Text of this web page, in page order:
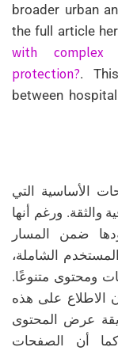
broader urban
the full article
with complex
protection?.
between
الأساسية التي
والثقة. ورغم أنها
ضمن المسار
الشاملة،
ومحتوى متنوعًا.
الاطلاع على هذه
عرض المحتوى
أن الصفحات